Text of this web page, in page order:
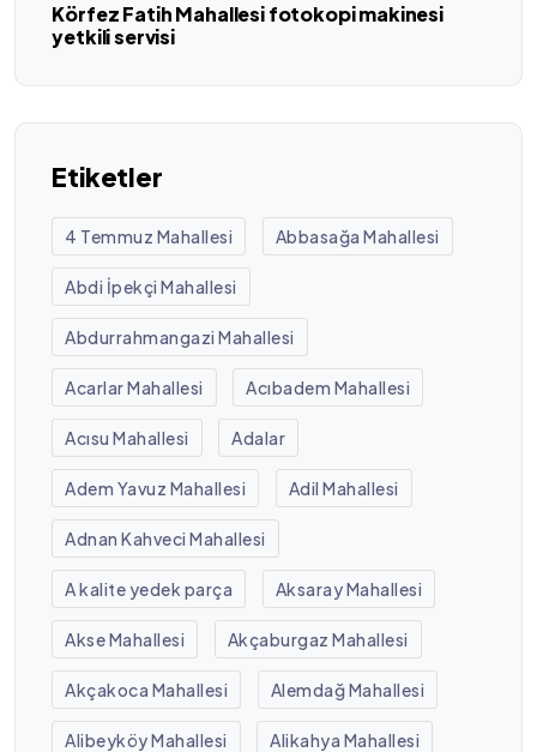
Körfez Fatih Mahallesi fotokopi makinesi
yetkili servisi
Etiketler
4 Temmuz Mahallesi Abbasağa Mahallesi
Abdi İpekçi Mahallesi
Abdurrahmangazi Mahallesi
Acarlar Mahallesi Acıbadem Mahallesi
Acısu Mahallesi Adalar
Adem Yavuz Mahallesi Adil Mahallesi
Adnan Kahveci Mahallesi
A kalite yedek parça Aksaray Mahallesi
Akse Mahallesi Akçaburgaz Mahallesi
Akçakoca Mahallesi Alemdağ Mahallesi
Alibeyköy Mahallesi Alikahya Mahallesi